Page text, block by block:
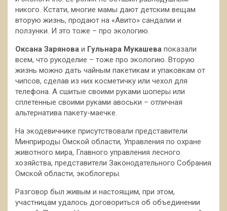
никого. Кстати, многие мамы дают детским вещам
вторую жизнь, продают на «Авито» сандалии и
ползунки. И это тоже – про экологию.
Оксана Зарянова и Гульнара Мукашева показали
всем, что рукоделие – тоже про экологию. Вторую
жизнь можно дать чайным пакетикам и упаковкам от
чипсов, сделав из них косметичку или чехол для
телефона. А сшитые своими руками шоперы или
сплетенные своими руками авоськи – отличная
альтернатива пакету-маечке.
На экодевичнике присутствовали представители
Минприроды Омской области, Управления по охране
животного мира, Главного управления лесного
хозяйства, представители Законодательного Собрания
Омской области, экоблогеры.
Разговор был живым и настоящим, при этом,
участницам удалось договориться об объединении